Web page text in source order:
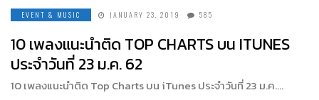
EVENT & MUSIC JANUARY 23, 2019 585
10 เพลงแนะนำติด TOP CHARTS บน ITUNES
ประจำวันที่ 23 ม.ค. 62
10 เพลงแนะนำติด Top Charts บน iTunes ประจำวันที่ 23 ม.ค….